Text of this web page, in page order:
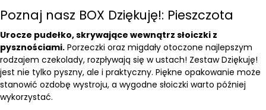
Poznaj nasz BOX Dziękuję!: Pieszczota
Urocze pudełko, skrywające wewnątrz słoiczki z
pysznościami. Porzeczki oraz migdały otoczone najlepszym
rodzajem czekolady, rozpływają się w ustach! Zestaw Dziękuję!
jest nie tylko pyszny, ale i praktyczny. Piękne opakowanie może
stanowić ozdobę wystroju, a wygodne słoiczki warto później
wykorzystać.